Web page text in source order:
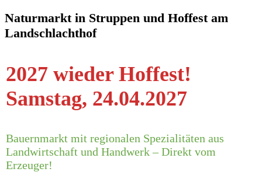
Naturmarkt in Struppen und Hoffest am
Landschlachthof
2027 wieder Hoffest!
Samstag, 24.04.2027
Bauernmarkt mit regionalen Spezialitäten aus
Landwirtschaft und Handwerk – Direkt vom
Erzeuger!